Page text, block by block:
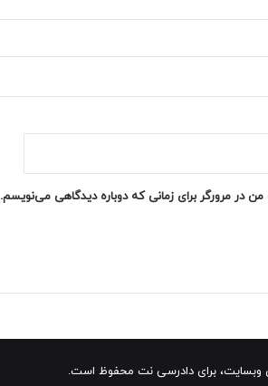
در مرورگر برای زمانی که دوباره دیدگاهی می‌نویسم.
برای دادرسی نت محفوظ است.